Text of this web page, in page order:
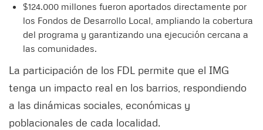
$124.000 millones fueron aportados directamente por
los Fondos de Desarrollo Local, ampliando la cobertura
del programa y garantizando una ejecución cercana a
las comunidades.
La participación de los FDL permite que el IMG
tenga un impacto real en los barrios, respondiendo
a las dinámicas sociales, económicas y
poblacionales de cada localidad.